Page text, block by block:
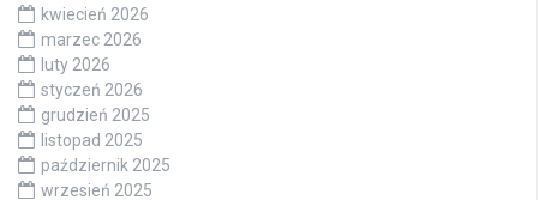
kwiecień 2026
marzec 2026
luty 2026
styczeń 2026
grudzień 2025
listopad 2025
październik 2025
wrzesień 2025